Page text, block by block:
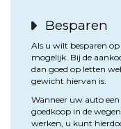
Besparen
Als u wilt besparen
mogelijk. Bij de
dan goed op letten
gewicht hiervan is.
Wanneer uw auto
goedkoop in de
werken, u kunt